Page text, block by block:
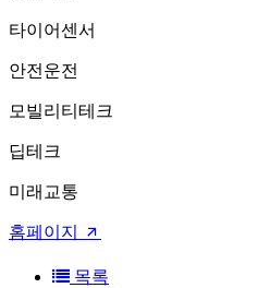
타이어센서
안전운전
모빌리티테크
딥테크
미래교통
홈페이지
목록